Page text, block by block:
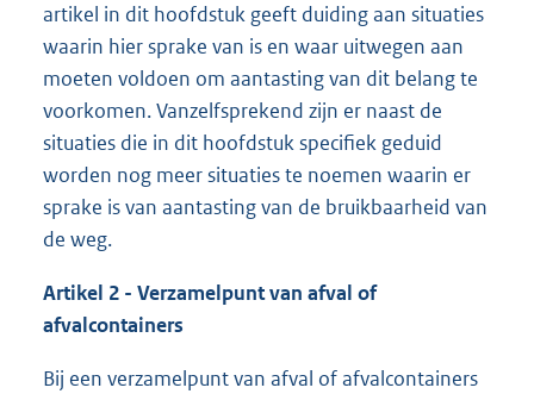
artikel in dit hoofdstuk geeft duiding aan situaties
waarin hier sprake van is en waar uitwegen aan
moeten voldoen om aantasting van dit belang te
voorkomen. Vanzelfsprekend zijn er naast de
situaties die in dit hoofdstuk specifiek geduid
worden nog meer situaties te noemen waarin er
sprake is van aantasting van de bruikbaarheid van
de weg.
Artikel 2 - Verzamelpunt van afval of
afvalcontainers
Bij een verzamelpunt van afval of afvalcontainers